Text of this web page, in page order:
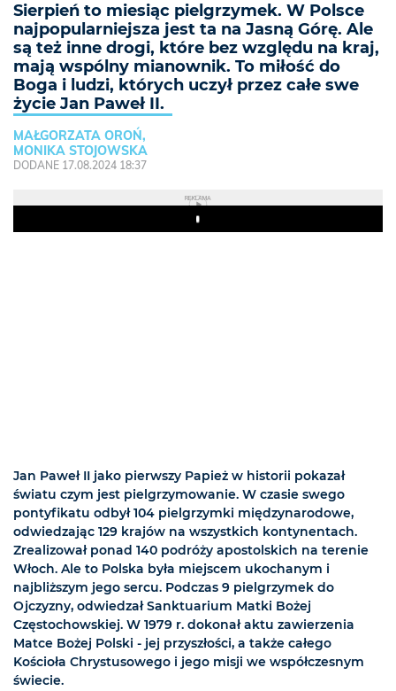
Sierpień to miesiąc pielgrzymek. W Polsce
najpopularniejsza jest ta na Jasną Górę. Ale
są też inne drogi, które bez względu na kraj,
mają wspólny mianownik. To miłość do
Boga i ludzi, których uczył przez całe swe
życie Jan Paweł II.
MAŁGORZATA OROŃ,
MONIKA STOJOWSKA
DODANE 17.08.2024 18:37
REKLAMA
Play
Jan Paweł II jako pierwszy Papież w historii pokazał
światu czym jest pielgrzymowanie. W czasie swego
pontyfikatu odbył 104 pielgrzymki międzynarodowe,
odwiedzając 129 krajów na wszystkich kontynentach.
Zrealizował ponad 140 podróży apostolskich na terenie
Włoch. Ale to Polska była miejscem ukochanym i
najbliższym jego sercu. Podczas 9 pielgrzymek do
Ojczyzny, odwiedzał Sanktuarium Matki Bożej
Częstochowskiej. W 1979 r. dokonał aktu zawierzenia
Matce Bożej Polski - jej przyszłości, a także całego
Kościoła Chrystusowego i jego misji we współczesnym
świecie.